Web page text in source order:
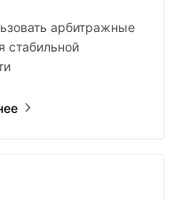
арбитражные
стабильной